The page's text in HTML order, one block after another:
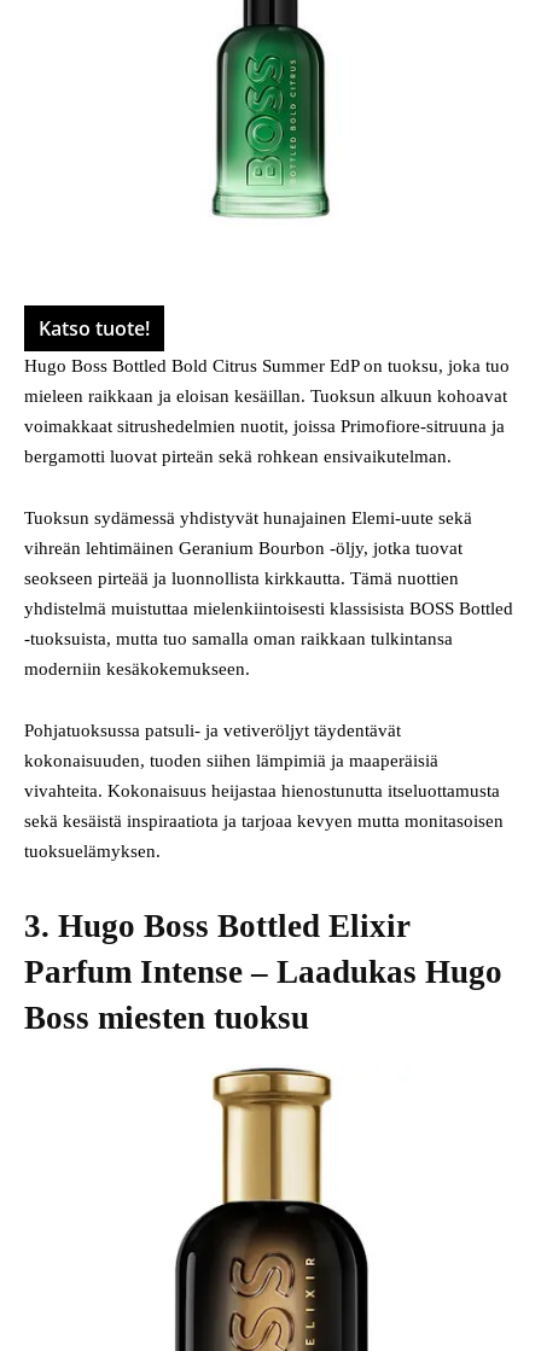
Katso tuote!
Hugo Boss Bottled Bold Citrus Summer EdP on tuoksu, joka tuo
mieleen raikkaan ja eloisan kesäillan. Tuoksun alkuun kohoavat
voimakkaat sitrushedelmien nuotit, joissa Primofiore-sitruuna ja
bergamotti luovat pirteän sekä rohkean ensivaikutelman.
Tuoksun sydämessä yhdistyvät hunajainen Elemi-uute sekä
vihreän lehtimäinen Geranium Bourbon -öljy, jotka tuovat
seokseen pirteää ja luonnollista kirkkautta. Tämä nuottien
yhdistelmä muistuttaa mielenkiintoisesti klassisista BOSS Bottled
-tuoksuista, mutta tuo samalla oman raikkaan tulkintansa
moderniin kesäkokemukseen.
Pohjatuoksussa patsuli- ja vetiveröljyt täydentävät
kokonaisuuden, tuoden siihen lämpimiä ja maaperäisiä
vivahteita. Kokonaisuus heijastaa hienostunutta itseluottamusta
sekä kesäistä inspiraatiota ja tarjoaa kevyen mutta monitasoisen
tuoksuelämyksen.
3. Hugo Boss Bottled Elixir
Parfum Intense – Laadukas Hugo
Boss miesten tuoksu